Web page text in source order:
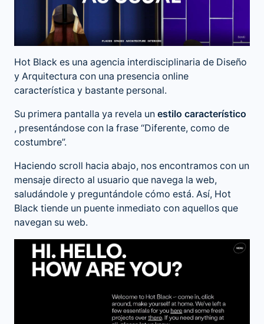
Hot Black es una agencia interdisciplinaria de Diseño
y Arquitectura con una presencia online
característica y bastante personal.
Su primera pantalla ya revela un estilo característico
, presentándose con la frase “Diferente, como de
costumbre”.
Haciendo scroll hacia abajo, nos encontramos con un
mensaje directo al usuario que navega la web,
saludándole y preguntándole cómo está. Así, Hot
Black tiende un puente inmediato con aquellos que
navegan su web.